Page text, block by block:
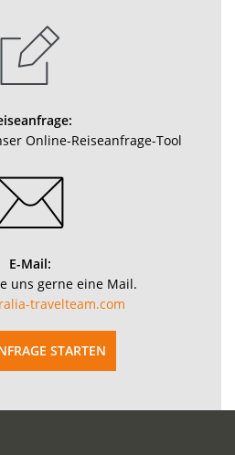
Online-Reiseanfrage-Tool
E-Mail:
uns gerne eine Mail.
travelteam.com
STARTEN